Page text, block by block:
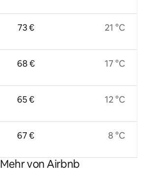
73 €
68 €
65 €
67 €
21 °C
17 °C
12 °C
8 °C
Mehr von Airbnb